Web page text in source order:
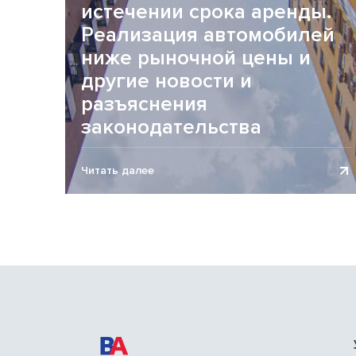
истечении срока аренды.
Реализация автомобилей
ниже рыночной цены и
другие новости и
разъяснения
законодательства
Обзор новостей законодательства представлен
по состоянию на 23.07.2026. Регистрация
организации и блокировка счетов С 01.01.2026 в
Читать далее